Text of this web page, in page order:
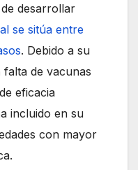
desarrollar
se sitúa entre
. Debido a su
falta de vacunas
eficacia
incluido en su
con mayor